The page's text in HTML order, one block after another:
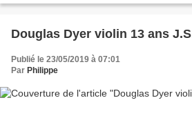
Douglas Dyer violin 13 ans
Publié le 23/05/2019 à 07:01
Par Philippe